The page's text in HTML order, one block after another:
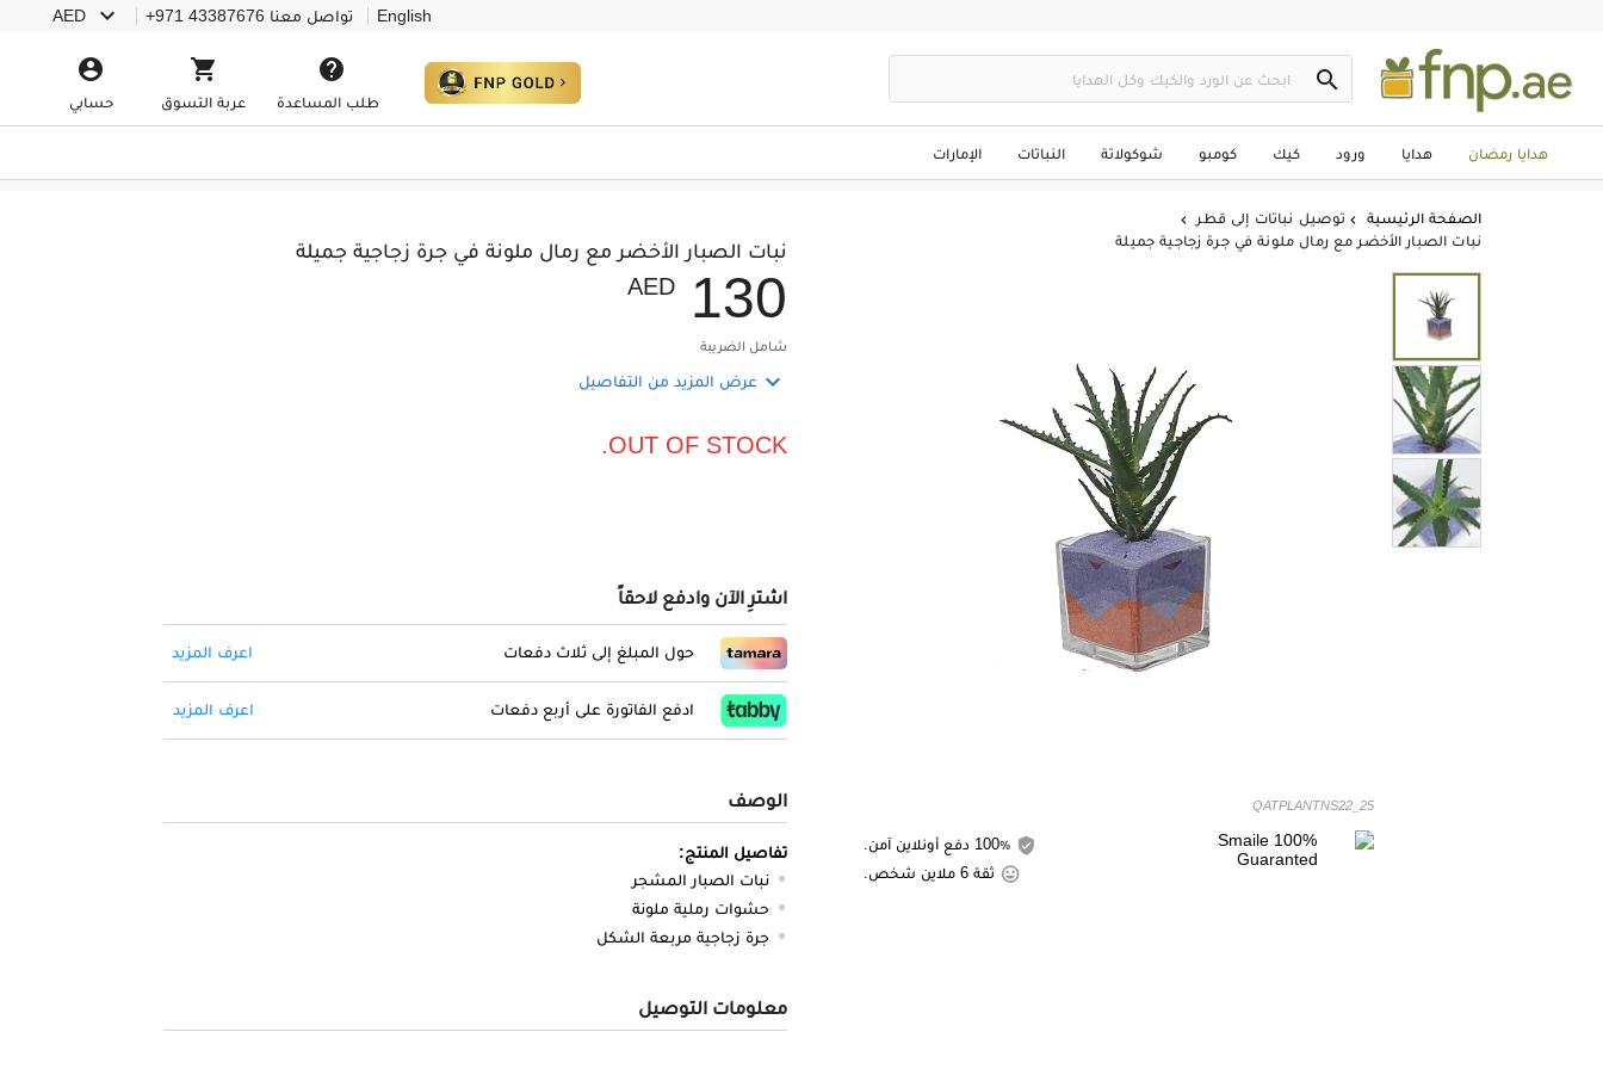
English تواصل معنا +971 43387676
AED 


طلب المساعدة

عربة التسوق

حسابي
هدايا رمضان هدايا ورود كيك كومبو شوكولاتة النباتات الإمارات
الصفحة الرئيسية  توصيل نباتات إلى قطر 
نبات الصبار الأخضر مع رمال ملونة في جرة زجاجية جميلة
QATPLANTNS22_25
ثقة 6 ملاين شخص.
نبات الصبار الأخضر مع رمال ملونة في جرة زجاجية جميلة
AED 130
شامل الضريبة
 عرض المزيد من التفاصيل
OUT OF STOCK.
اشترِ الآن وادفع لاحقاً
حول المبلغ إلى ثلاث دفعات اعرف المزيد
ادفع الفاتورة على أربع دفعات اعرف المزيد
الوصف
تفاصيل المنتج:
نبات الصبار المشجر
حشوات رملية ملونة
جرة زجاجية مربعة الشكل
معلومات التوصيل